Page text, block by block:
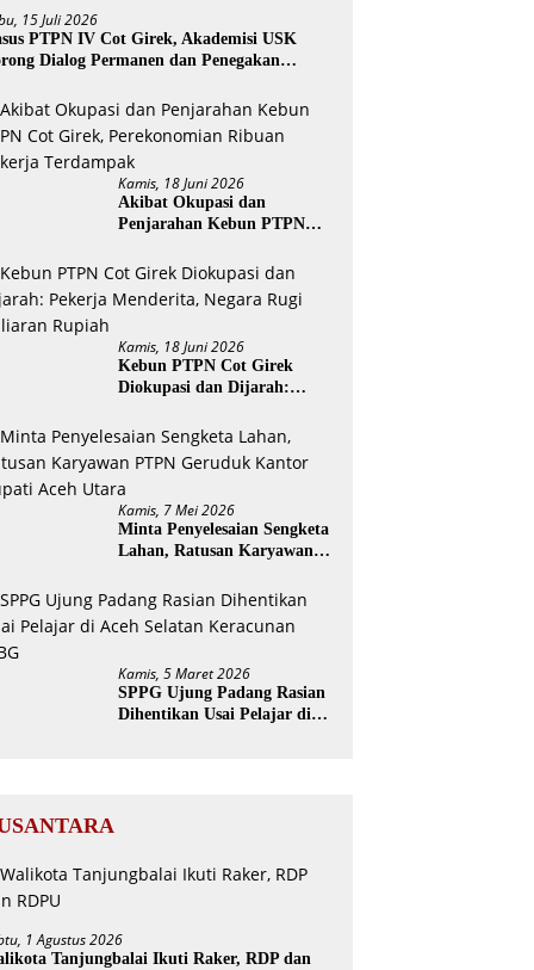
15 Juli 2026
PTPN IV Cot Girek, Akademisi USK
Dialog Permanen dan Penegakan
Kamis, 18 Juni 2026
Akibat Okupasi dan
Penjarahan Kebun PTPN
Ribuan Pekerja Terdampak
Kamis, 18 Juni 2026
Kebun PTPN Cot Girek
Diokupasi dan Dijarah:
Rugi Miliaran Rupiah
Kamis, 7 Mei 2026
Minta Penyelesaian Sengketa
Lahan, Ratusan Karyawan
Bupati Aceh Utara
Kamis, 5 Maret 2026
SPPG Ujung Padang Rasian
Dihentikan Usai Pelajar di
1 Agustus 2026
Tanjungbalai Ikuti Raker, RDP dan